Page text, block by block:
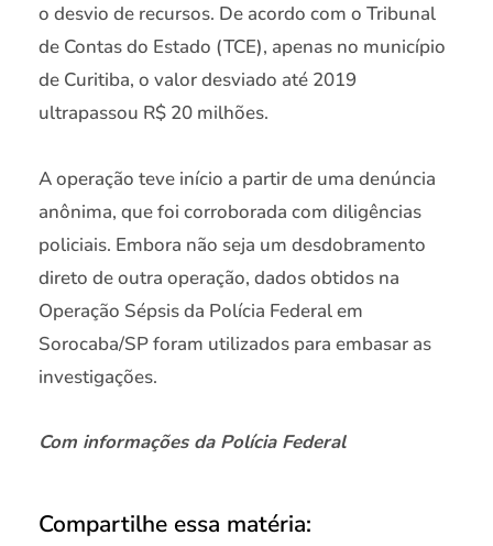
o desvio de recursos. De acordo com o Tribunal
de Contas do Estado (TCE), apenas no município
de Curitiba, o valor desviado até 2019
ultrapassou R$ 20 milhões.
A operação teve início a partir de uma denúncia
anônima, que foi corroborada com diligências
policiais. Embora não seja um desdobramento
direto de outra operação, dados obtidos na
Operação Sépsis da Polícia Federal em
Sorocaba/SP foram utilizados para embasar as
investigações.
Com informações da Polícia Federal
Compartilhe essa matéria: